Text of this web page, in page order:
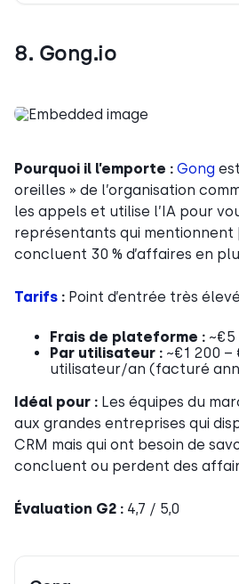
8. Gong.io
Pourquoi il l’emporte : Gong
oreilles » de l’organisation
les appels et utilise l’IA pour
représentants qui mentionnent
concluent 30 % d’affaires en
Tarifs : Point d’entrée très élevé
Frais de plateforme :
Par utilisateur : ~€1 200 –
utilisateur/an (facturé
Idéal pour : Les équipes du
aux grandes entreprises qui
CRM mais qui ont besoin de
concluent ou perdent des
Évaluation G2 : 4,7 / 5,0